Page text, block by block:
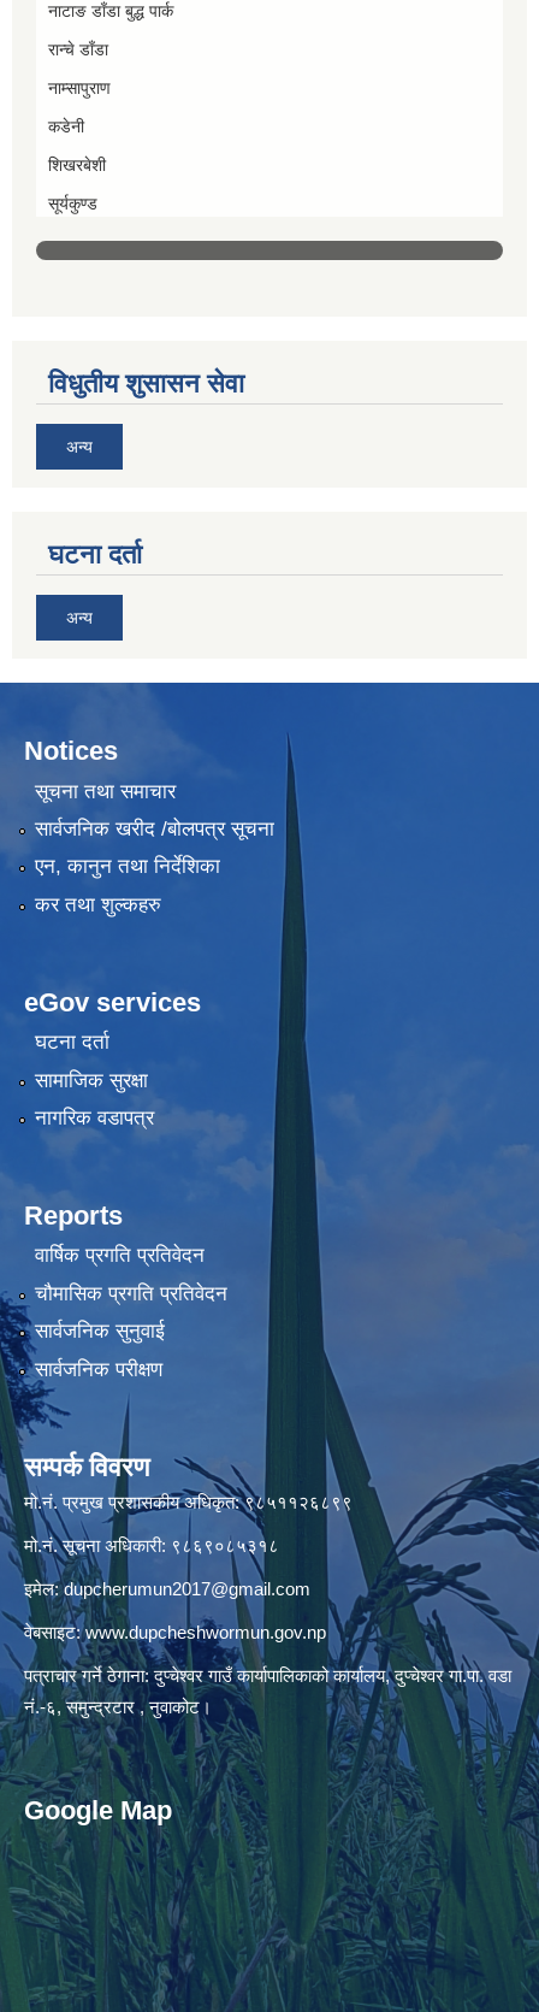
नाटाङ डाँडा बुद्ध पार्क
रान्चे डाँडा
नाम्सापुराण
कडेनी
शिखरबेशी
सूर्यकुण्ड
विधुतीय शुसासन सेवा
अन्य
घटना दर्ता
अन्य
Notices
सूचना तथा समाचार
सार्वजनिक खरीद /बोलपत्र सूचना
एन, कानुन तथा निर्देशिका
कर तथा शुल्कहरु
eGov services
घटना दर्ता
सामाजिक सुरक्षा
नागरिक वडापत्र
Reports
वार्षिक प्रगति प्रतिवेदन
चौमासिक प्रगति प्रतिवेदन
सार्वजनिक सुनुवाई
सार्वजनिक परीक्षण
सम्पर्क विवरण
मो.नं. प्रमुख प्रशासकीय अधिकृत: ९८५११२६८९९
मो.नं. सूचना अधिकारी: ९८६९०८५३१८
इमेल:dupcherumun2017@gmail.com
वेबसाइट:www.dupcheshwormun.gov.np
पत्राचार गर्ने ठेगाना: दुप्चेश्वर गाउँ कार्यापालिकाको कार्यालय, दुप्चेश्वर गा.पा. वडा
नं.-६, समुन्द्रटार , नुवाकोट।
Google Map